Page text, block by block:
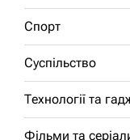
Спорт
Суспільство
Технології та
Фільми та